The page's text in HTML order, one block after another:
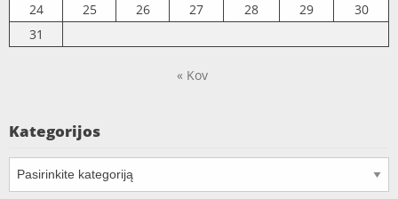
24
25 26 27 28 29
30
31
« Kov
Kategorijos
Kategorijos